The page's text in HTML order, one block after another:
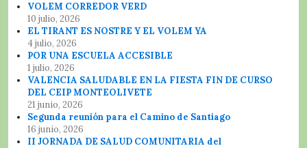
VOLEM CORREDOR VERD
10 julio, 2026
EL TIRANT ES NOSTRE Y EL VOLEM YA
4 julio, 2026
POR UNA ESCUELA ACCESIBLE
1 julio, 2026
VALENCIA SALUDABLE EN LA FIESTA FIN DE CURSO
DEL CEIP MONTEOLIVETE
21 junio, 2026
Segunda reunión para el Camino de Santiago
16 junio, 2026
II JORNADA DE SALUD COMUNITARIA del